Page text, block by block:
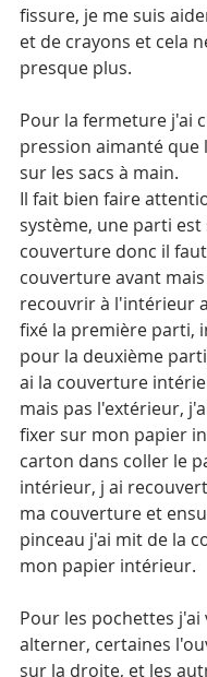
fissure, je me suis
et de crayons et cela
presque plus.
Pour la fermeture j'ai
pression aimanté
sur les sacs à main.
Il fait bien faire
système, une parti est
couverture donc il
couverture avant
recouvrir à l'intérieur
fixé la première parti,
pour la deuxième
ai la couverture
mais pas l'extérieur,
fixer sur mon papier
carton dans coller le
intérieur, j ai
ma couverture et
pinceau j'ai mit de la
mon papier intérieur.
Pour les pochettes j'ai
alterner, certaines
sur la droite, et les